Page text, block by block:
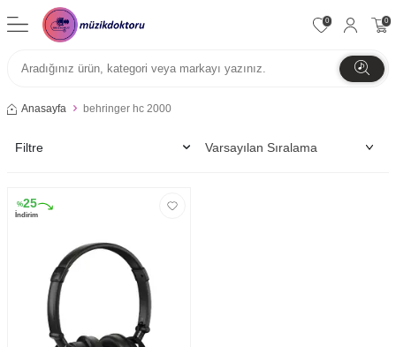
0 0
Anasayfa behringer hc 2000
Filtre
%25
İndirim